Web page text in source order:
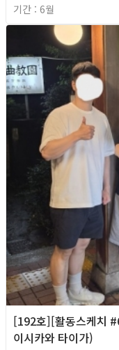
기간 : 6월
[192호][활동스케치
이시카와 타이가)